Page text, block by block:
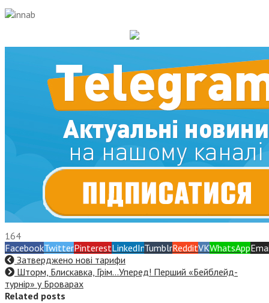
164
FacebookTwitterPinterestLinkedInTumblrRedditVKWhatsApp
Затверджено нові тарифи
Шторм, Блискавка, Грім…Уперед! Перший «Бейблейд-
турнір» у Броварах
Related posts